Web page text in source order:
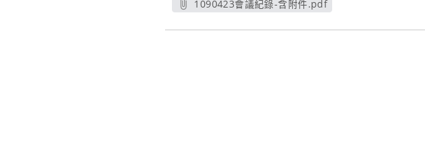
1090423會議紀錄-含附件.pdf